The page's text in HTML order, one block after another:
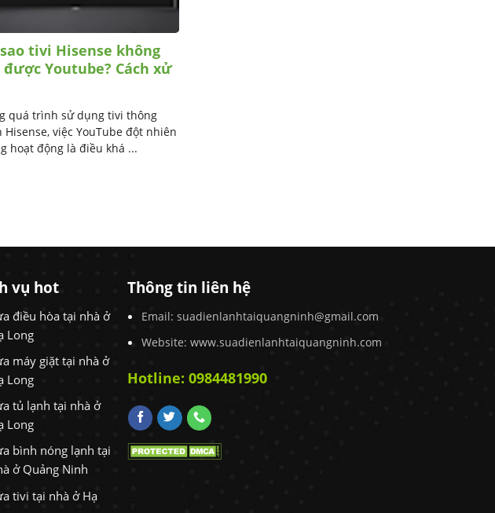
tivi Hisense không
được Youtube? Cách xử
quá trình sử dụng tivi thông
Hisense, việc YouTube đột nhiên
hoạt động là điều khá ...
vụ hot
điều hòa tại nhà ở
Long
máy giặt tại nhà ở
Long
tủ lạnh tại nhà ở
Long
bình nóng lạnh tại
ở Quảng Ninh
tivi tại nhà ở Hạ
Thông tin liên hệ
Email: suadienlanhtaiquangninh@gmail.com
Website: www.suadienlanhtaiquangninh.com
Hotline: 0984481990